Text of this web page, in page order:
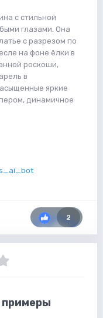
с стильной
глазами. Она
с разрезом по
на фоне ёлки в
роскоши,
в
яркие
динамичное
2
примеры